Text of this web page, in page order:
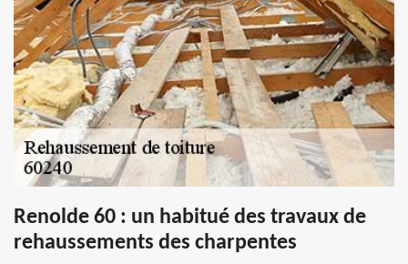
Renolde 60 : un habitué des travaux de
rehaussements des charpentes